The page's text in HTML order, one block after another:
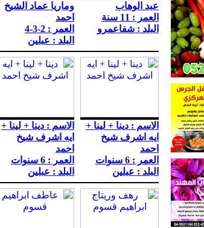
عبد الوهاب
العمر : 11 سنة
البلد : شفاعمرو
وماريا عماد الشيخ
احمد
العمر : 2-3-4
البلد : عبلين
الاسم : دينا + لينا +
ايه اشرف شيخ
احمد
العمر : 6 سنوات
البلد : عبلين
الاسم : دينا + لينا +
ايه اشرف شيخ
احمد
العمر : 6 سنوات
البلد : عبلين